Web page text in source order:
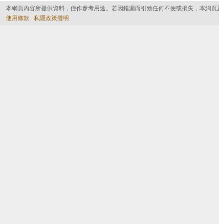
本網頁內容所提供資料，僅作參考用途。若因錯漏而引致任何不便或損失，本網
使用條款
私隱政策聲明